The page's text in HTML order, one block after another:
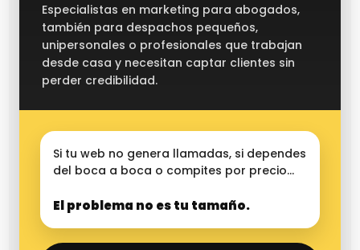
Especialistas en marketing para abogados,
también para despachos pequeños,
unipersonales o profesionales que trabajan
desde casa y necesitan captar clientes sin
perder credibilidad.
Si tu web no genera llamadas, si dependes
del boca a boca o compites por precio…
El problema no es tu tamaño.